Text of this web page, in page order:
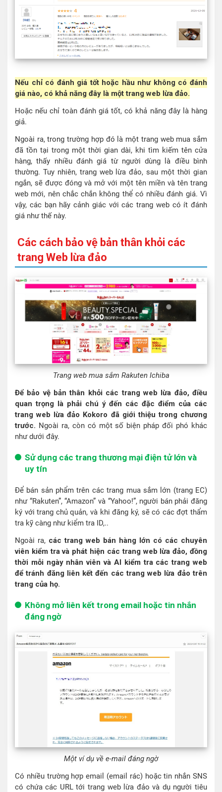
Nếu chỉ có đánh giá tốt hoặc hầu như không có đánh
giá nào, có khả năng đây là một trang web lừa đảo.
Hoặc nếu chỉ toàn đánh giá tốt, có khả năng đây là hàng
giả.
Ngoài ra, trong trường hợp đó là một trang web mua sắm
đã tồn tại trong một thời gian dài, khi tìm kiếm tên cửa
hàng, thấy nhiều đánh giá từ người dùng là điều bình
thường. Tuy nhiên, trang web lừa đảo, sau một thời gian
ngắn, sẽ được đóng và mở với một tên miền và tên trang
web mới, nên chắc chắn không thể có nhiều đánh giá. Vì
vậy, các bạn hãy cảnh giác với các trang web có ít đánh
giá như thế này.
Các cách bảo vệ bản thân khỏi các
trang Web lừa đảo
Trang web mua sắm Rakuten Ichiba
Để bảo vệ bản thân khỏi các trang web lừa đảo, điều
quan trọng là phải chú ý đến các đặc điểm của các
trang web lừa đảo Kokoro đã giới thiệu trong chương
trước. Ngoài ra, còn có một số biện pháp đối phó khác
như dưới đây.
Sử dụng các trang thương mại điện tử lớn và
uy tín
Để bán sản phẩm trên các trang mua sắm lớn (trang EC)
như “Rakuten”, “Amazon” và “Yahoo!”, người bán phải đăng
ký với trang chủ quản, và khi đăng ký, sẽ có các đợt thẩm
tra kỹ càng như kiểm tra ID,..
Ngoài ra, các trang web bán hàng lớn có các chuyên
viên kiểm tra và phát hiện các trang web lừa đảo, đồng
thời mỗi ngày nhân viên và AI kiểm tra các trang web
để tránh đăng liên kết đến các trang web lừa đảo trên
trang của họ.
Không mở liên kết trong email hoặc tin nhắn
đáng ngờ
Một ví dụ về e-mail đáng ngờ
Có nhiều trường hợp email (email rác) hoặc tin nhắn SNS
có chứa các URL tới trang web lừa đảo và dụ người tiêu